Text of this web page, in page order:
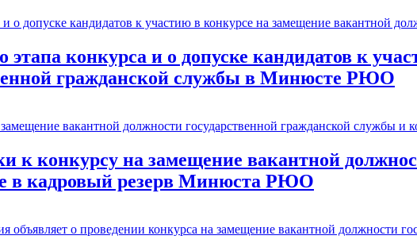
этапа конкурса и о допуске кандидатов к
гражданской службы в Минюсте РЮО
к конкурсу на замещение вакантной
в кадровый резерв Минюста РЮО